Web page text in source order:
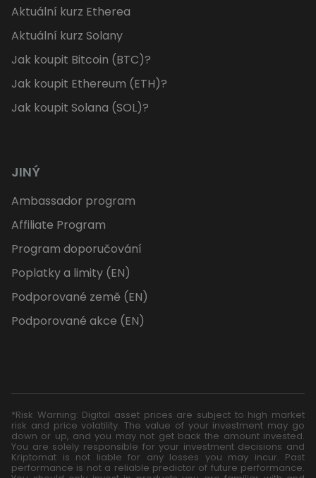
Aktuální kurz Etherea
Aktuální kurz Solany
Jak koupit Bitcoin (BTC)?
Jak koupit Ethereum (ETH)?
Jak koupit Solana (SOL)?
JINÝ
Ambassador program
Affiliate Program
Program doporučování
Poplatky a limity (EN)
Podporované země (EN)
Podporované akce (EN)
*Risk Warning: Digital asset prices are subject to high market
risk and price volatility. The value of your investment may go
down or up, and you may not get back the amount invested.
You are solely responsible for your investment decisions and
Kriptomat is not liable for any losses you may incur. Past
performance is not a reliable predictor of future performance.